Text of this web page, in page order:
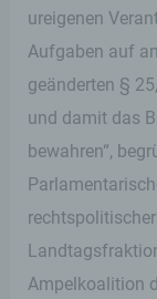
ureigenen
Aufgaben auf
geänderten §
und damit das
bewahren“,
rechtspolitischer
Ampelkoalition